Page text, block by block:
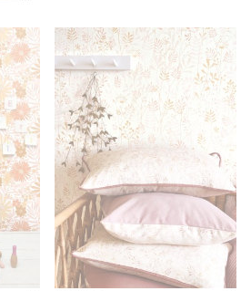
relooker une chambre sans gros
pour habiller un mur principal, créer
un espace jeux dans la chambre.